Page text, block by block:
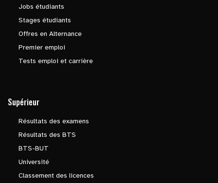
Jobs étudiants
Stages étudiants
Offres en Alternance
Premier emploi
Tests emploi et carrière
Supérieur
Résultats des examens
Résultats des BTS
BTS-BUT
Université
Classement des licences